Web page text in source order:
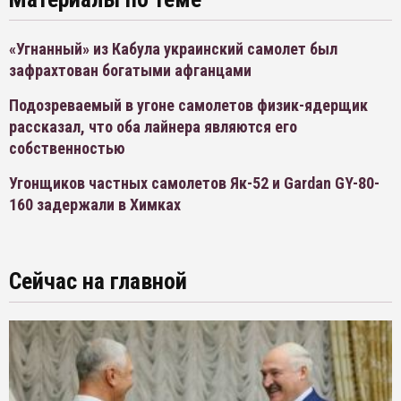
«Угнанный» из Кабула украинский самолет был
зафрахтован богатыми афганцами
Подозреваемый в угоне самолетов физик-ядерщик
рассказал, что оба лайнера являются его
собственностью
Угонщиков частных самолетов Як-52 и Gardan GY-80-
160 задержали в Химках
Сейчас на главной